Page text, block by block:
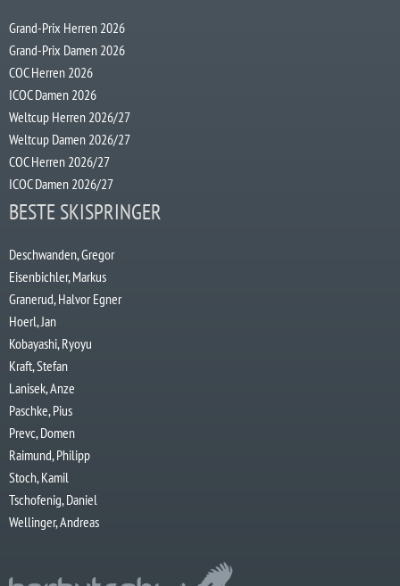
Grand-Prix Herren 2026
Grand-Prix Damen 2026
COC Herren 2026
ICOC Damen 2026
Weltcup Herren 2026/27
Weltcup Damen 2026/27
COC Herren 2026/27
ICOC Damen 2026/27
BESTE SKISPRINGER
Deschwanden, Gregor
Eisenbichler, Markus
Granerud, Halvor Egner
Hoerl, Jan
Kobayashi, Ryoyu
Kraft, Stefan
Lanisek, Anze
Paschke, Pius
Prevc, Domen
Raimund, Philipp
Stoch, Kamil
Tschofenig, Daniel
Wellinger, Andreas